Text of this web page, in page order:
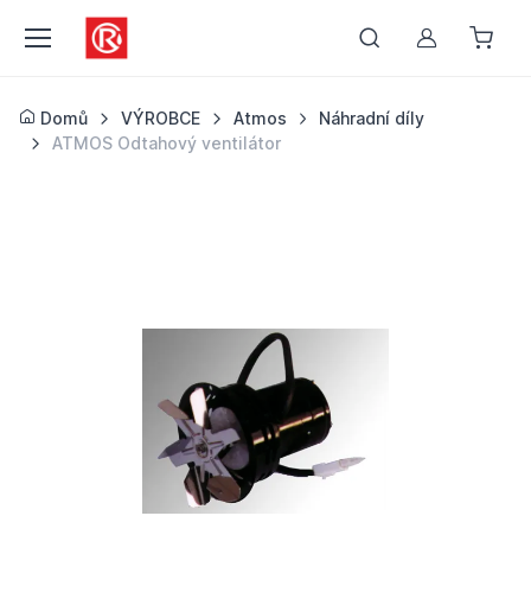
Můj účet
Domů VÝROBCE Atmos
Náhradní díly
ATMOS Odtahový ventilátor